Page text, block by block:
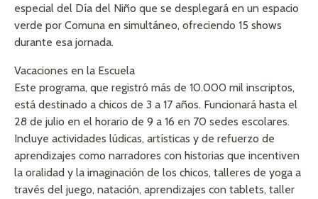
especial del Día del Niño que se desplegará en un espacio
verde por Comuna en simultáneo, ofreciendo 15 shows
durante esa jornada.
Vacaciones en la Escuela
Este programa, que registró más de 10.000 mil inscriptos,
está destinado a chicos de 3 a 17 años. Funcionará hasta el
28 de julio en el horario de 9 a 16 en 70 sedes escolares.
Incluye actividades lúdicas, artísticas y de refuerzo de
aprendizajes como narradores con historias que incentiven
la oralidad y la imaginación de los chicos, talleres de yoga a
través del juego, natación, aprendizajes con tablets, taller